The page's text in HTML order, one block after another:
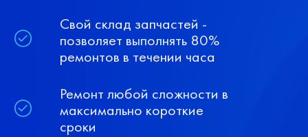
Свой склад запчастей -
позволяет выполнять 80%
ремонтов в течении часа
Ремонт любой сложности в
максимально короткие
сроки